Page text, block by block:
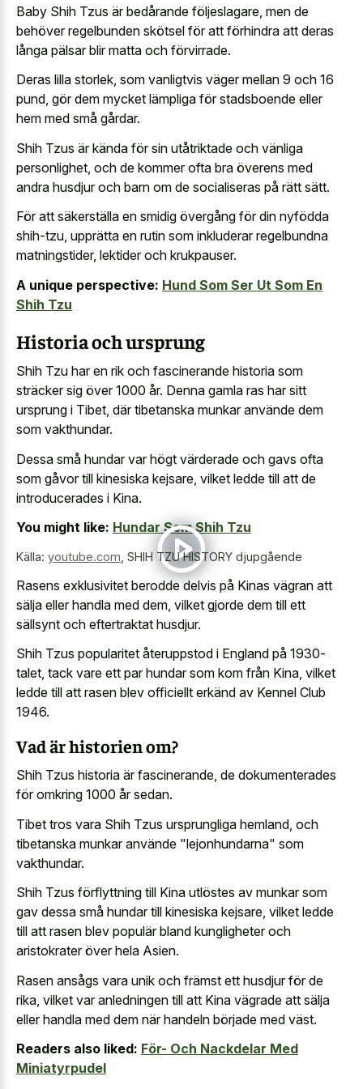
Baby Shih Tzus är bedårande följeslagare, men de
behöver regelbunden skötsel för att förhindra att deras
långa pälsar blir matta och förvirrade.
Deras lilla storlek, som vanligtvis väger mellan 9 och 16
pund, gör dem mycket lämpliga för stadsboende eller
hem med små gårdar.
Shih Tzus är kända för sin utåtriktade och vänliga
personlighet, och de kommer ofta bra överens med
andra husdjur och barn om de socialiseras på rätt sätt.
För att säkerställa en smidig övergång för din nyfödda
shih-tzu, upprätta en rutin som inkluderar regelbundna
matningstider, lektider och krukpauser.
A unique perspective: Hund Som Ser Ut Som En
Shih Tzu
Historia och ursprung
Shih Tzu har en rik och fascinerande historia som
sträcker sig över 1000 år. Denna gamla ras har sitt
ursprung i Tibet, där tibetanska munkar använde dem
som vakthundar.
Dessa små hundar var högt värderade och gavs ofta
som gåvor till kinesiska kejsare, vilket ledde till att de
introducerades i Kina.
You might like: Hundar Som Shih Tzu
Källa: youtube.com SHIH TZU HISTORY djupgående
Rasens exklusivitet berodde delvis på Kinas vägran att
sälja eller handla med dem, vilket gjorde dem till ett
sällsynt och eftertraktat husdjur.
Shih Tzus popularitet återuppstod i England på 1930-
talet, tack vare ett par hundar som kom från Kina, vilket
ledde till att rasen blev officiellt erkänd av Kennel Club
1946.
Vad är historien om?
Shih Tzus historia är fascinerande, de dokumenterades
för omkring 1000 år sedan.
Tibet tros vara Shih Tzus ursprungliga hemland, och
tibetanska munkar använde "lejonhundarna" som
vakthundar.
Shih Tzus förflyttning till Kina utlöstes av munkar som
gav dessa små hundar till kinesiska kejsare, vilket ledde
till att rasen blev populär bland kungligheter och
aristokrater över hela Asien.
Rasen ansågs vara unik och främst ett husdjur för de
rika, vilket var anledningen till att Kina vägrade att sälja
eller handla med dem när handeln började med väst.
Readers also liked: För- Och Nackdelar Med
Miniatyrpudel